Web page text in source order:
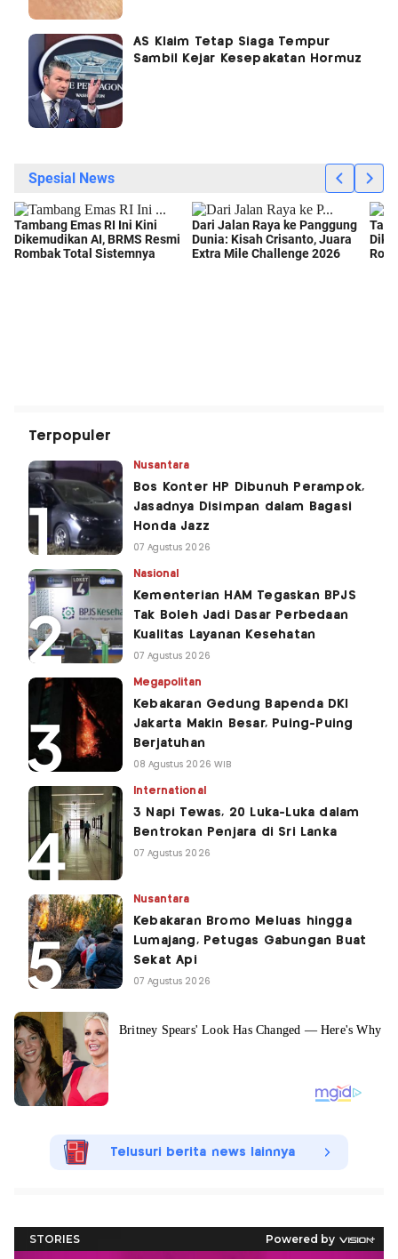
AS Klaim Tetap Siaga Tempur
Sambil Kejar Kesepakatan Hormuz
Terpopuler
Nusantara
Bos Konter HP Dibunuh Perampok,
Jasadnya Disimpan dalam Bagasi
Honda Jazz
07 Agustus 2026
Nasional
Kementerian HAM Tegaskan BPJS
Tak Boleh Jadi Dasar Perbedaan
Kualitas Layanan Kesehatan
07 Agustus 2026
Megapolitan
Kebakaran Gedung Bapenda DKI
Jakarta Makin Besar, Puing-Puing
Berjatuhan
08 Agustus 2026 WIB
International
3 Napi Tewas, 20 Luka-Luka dalam
Bentrokan Penjara di Sri Lanka
07 Agustus 2026
Nusantara
Kebakaran Bromo Meluas hingga
Lumajang, Petugas Gabungan Buat
Sekat Api
07 Agustus 2026
Telusuri berita news lainnya